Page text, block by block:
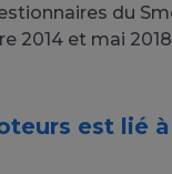
du
2014 et mai
est lié